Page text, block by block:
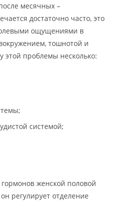
месячных –
достаточно часто, это
ощущениями в
тошнотой и
этой проблемы несколько:
системой;
женской половой
регулирует отделение